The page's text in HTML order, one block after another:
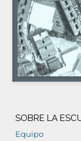
SOBRE LA
Equipo